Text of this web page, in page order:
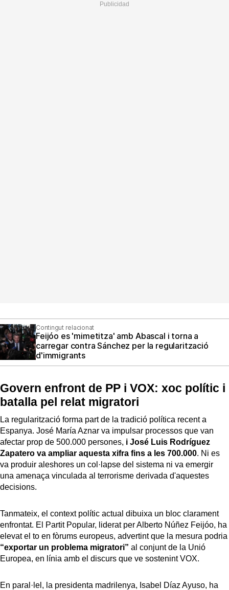
Contingut relacionat
Feijóo es 'mimetitza' amb Abascal i torna a
carregar contra Sánchez per la regularització
d'immigrants
Govern enfront de PP i VOX: xoc polític i
batalla pel relat migratori
La regularització forma part de la tradició política recent a
Espanya. José María Aznar va impulsar processos que van
afectar prop de 500.000 persones, i José Luis Rodríguez
Zapatero va ampliar aquesta xifra fins a les 700.000. Ni es
va produir aleshores un col·lapse del sistema ni va emergir
una amenaça vinculada al terrorisme derivada d'aquestes
decisions.
Tanmateix, el context polític actual dibuixa un bloc clarament
enfrontat. El Partit Popular, liderat per Alberto Núñez Feijóo, ha
elevat el to en fòrums europeus, advertint que la mesura podria
“exportar un problema migratori” al conjunt de la Unió
Europea, en línia amb el discurs que ve sostenint VOX.
En paral·lel, la presidenta madrilenya, Isabel Díaz Ayuso, ha